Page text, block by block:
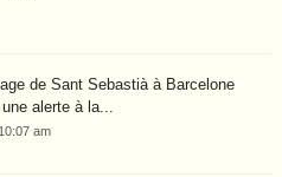
de Sant Sebastià à Barcelone
alerte à la...
am